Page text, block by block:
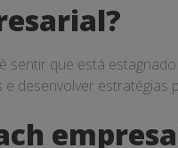
que está
desenvolver